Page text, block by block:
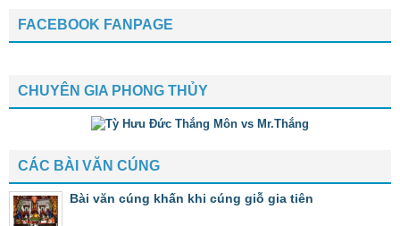
FACEBOOK FANPAGE
CHUYÊN GIA PHONG THỦY
CÁC BÀI VĂN CÚNG
Bài văn cúng khấn khi cúng giỗ gia tiên